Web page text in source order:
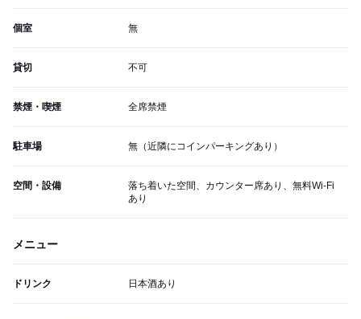
個室 無
貸切 不可
禁煙・喫煙 全席禁煙
駐車場 無（近隣にコインパーキングあり）
空間・設備
落ち着いた空間、カウンター席あり、無料Wi-Fi
あり
メニュー
ドリンク 日本酒あり